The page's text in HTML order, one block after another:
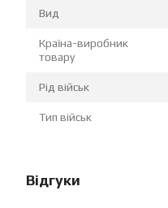
Вид
Країна-виробник
товару
Рід військ
Тип військ
Відгуки